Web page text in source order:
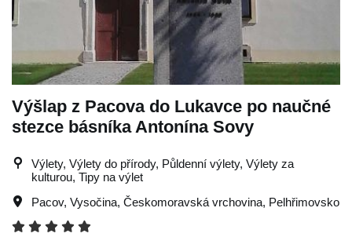
Výšlap z Pacova do Lukavce po naučné
stezce básníka Antonína Sovy
Výlety, Výlety do přírody, Půldenní výlety, Výlety za
kulturou, Tipy na výlet
Pacov, Vysočina, Českomoravská vrchovina, Pelhřimovsko